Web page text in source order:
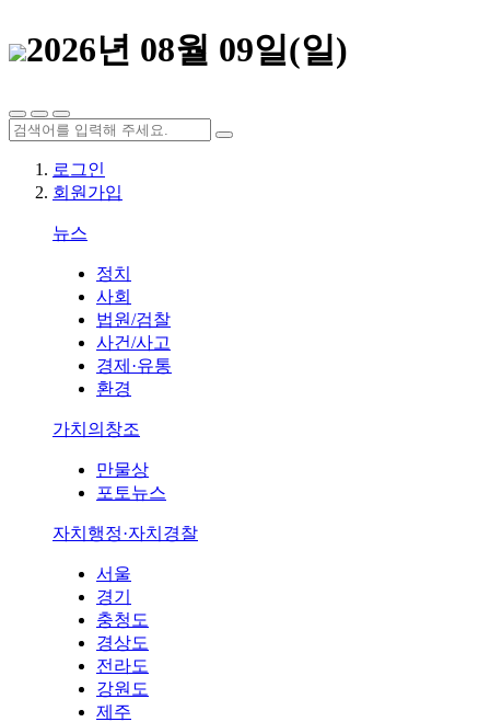
2026년 08월 09일(일)
로그인
회원가입
뉴스
정치
사회
법원/검찰
사건/사고
경제·유통
환경
가치의창조
만물상
포토뉴스
자치행정·자치경찰
서울
경기
충청도
경상도
전라도
강원도
제주